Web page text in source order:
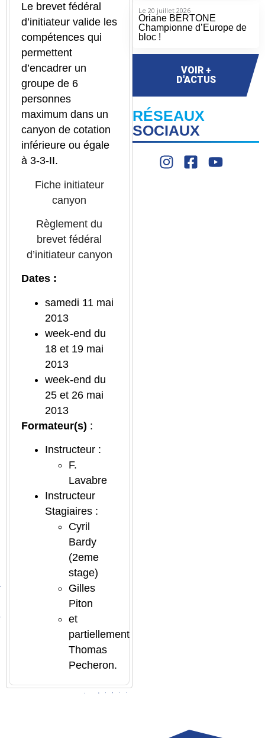
Le brevet fédéral
d’initiateur valide les
compétences qui
permettent
d’encadrer un
groupe de 6
personnes
maximum dans un
canyon de cotation
inférieure ou égale
à 3-3-II.
Fiche initiateur
canyon
Règlement du
brevet fédéral
d’initiateur canyon
Dates :
samedi 11 mai
2013
week-end du
18 et 19 mai
2013
week-end du
25 et 26 mai
2013
Formateur(s) :
Instructeur :
F.
Lavabre
Instructeur
Stagiaires :
Cyril
Bardy
(2eme
stage)
Gilles
Piton
et
partiellement
Thomas
Pecheron.
Le 20 juillet 2026
Oriane BERTONE
Championne d’Europe de
bloc !
VOIR +
D'ACTUS
RÉSEAUX
SOCIAUX